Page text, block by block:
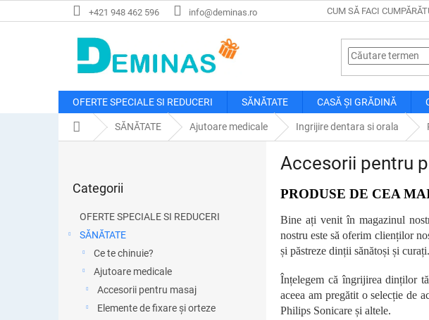
la
+421 948 462 596 info@deminas.ro CUM SĂ FACI
OFERTE SPECIALE SI REDUCERI SĂNĂTATE CASĂ ȘI GRĂDINĂ
Acasă SĂNĂTATE Ajutoare medicale Ingrijire dentara si orala
peste
Categorii
OFERTE SPECIALE SI REDUCERI
SĂNĂTATE
Ce te chinuie?
Ajutoare medicale
Accesorii pentru masaj
Elemente de fixare și orteze
Accesorii pentru
PRODUSE DE CEA
Bine ați venit în magazinul
nostru este să oferim clienților
și păstreze dinții sănătoși și curați.
Înțelegem că îngrijirea dinților
aceea am pregătit o selecție de
Philips Sonicare și altele.